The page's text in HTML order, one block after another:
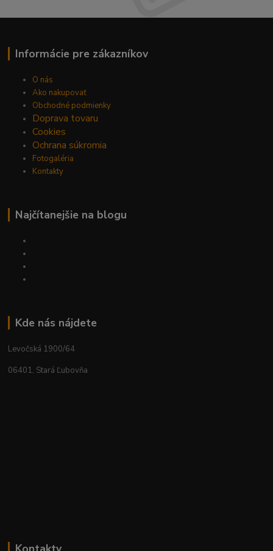
Informácie pre zákazníkov
O nás
Ako nakupovať
Obchodné podmienky
Doprava tovaru
Cookies
Ochrana súkromia
Fotogaléria
Kontakty
Najčítanejšie na blogu
Kde nás nájdete
Levočská 1900/64
06401, Stará Ľubovňa